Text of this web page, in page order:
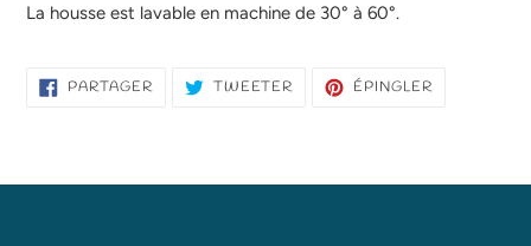
La housse est lavable en machine de 30° à 60°.
PARTAGERPARTAGER
SUR
TWEETER TWEETERÉPINGLER